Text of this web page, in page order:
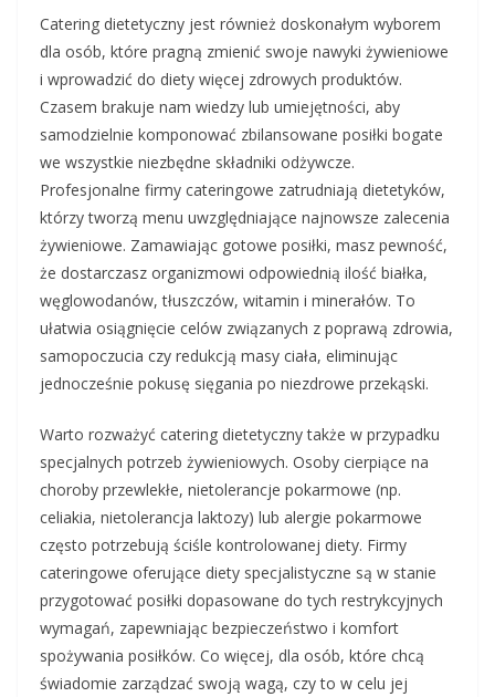
Catering dietetyczny jest również doskonałym wyborem
dla osób, które pragną zmienić swoje nawyki żywieniowe
i wprowadzić do diety więcej zdrowych produktów.
Czasem brakuje nam wiedzy lub umiejętności, aby
samodzielnie komponować zbilansowane posiłki bogate
we wszystkie niezbędne składniki odżywcze.
Profesjonalne firmy cateringowe zatrudniają dietetyków,
którzy tworzą menu uwzględniające najnowsze zalecenia
żywieniowe. Zamawiając gotowe posiłki, masz pewność,
że dostarczasz organizmowi odpowiednią ilość białka,
węglowodanów, tłuszczów, witamin i minerałów. To
ułatwia osiągnięcie celów związanych z poprawą zdrowia,
samopoczucia czy redukcją masy ciała, eliminując
jednocześnie pokusę sięgania po niezdrowe przekąski.
Warto rozważyć catering dietetyczny także w przypadku
specjalnych potrzeb żywieniowych. Osoby cierpiące na
choroby przewlekłe, nietolerancje pokarmowe (np.
celiakia, nietolerancja laktozy) lub alergie pokarmowe
często potrzebują ściśle kontrolowanej diety. Firmy
cateringowe oferujące diety specjalistyczne są w stanie
przygotować posiłki dopasowane do tych restrykcyjnych
wymagań, zapewniając bezpieczeństwo i komfort
spożywania posiłków. Co więcej, dla osób, które chcą
świadomie zarządzać swoją wagą, czy to w celu jej